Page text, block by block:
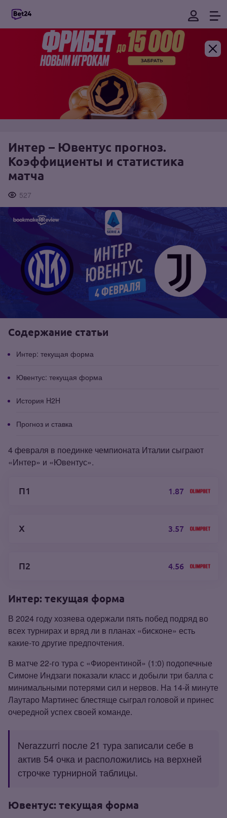
Интер – Ювентус прогноз.
Коэффициенты и статистика
матча
527
Содержание статьи
Интер: текущая форма
Ювентус: текущая форма
История H2H
Прогноз и ставка
4 февраля в поединке чемпионата Италии сыграют
«Интер» и «Ювентус».
П1 1.87
Х 3.57
П2 4.56
Интер: текущая форма
В 2024 году хозяева одержали пять побед подряд во
всех турнирах и вряд ли в планах «бисконе» есть
какие‑то другие предпочтения.
В матче 22‑го тура с «Фиорентиной» (1:0) подопечные
Симоне Индзаги показали класс и добыли три балла с
минимальными потерями сил и нервов. На 14‑й минуте
Лаутаро Мартинес блестяще сыграл головой и принес
очередной успех своей команде.
Nerazzurri после 21 тура записали себе в
актив 54 очка и расположились на верхней
строчке турнирной таблицы.
Ювентус: текущая форма